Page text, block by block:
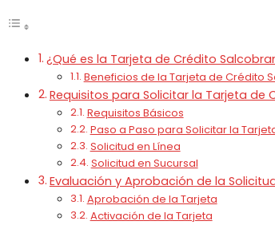
¿Qué es la Tarjeta de Crédito
Beneficios de la Tarjeta de Crédito
Requisitos para Solicitar la Tarjeta de
Requisitos Básicos
Paso a Paso para Solicitar la
Solicitud en Línea
Solicitud en Sucursal
Evaluación y Aprobación de la
Aprobación de la Tarjeta
Activación de la Tarjeta